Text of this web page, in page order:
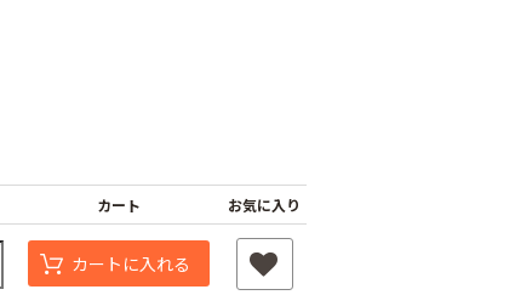
カート お気に入り
カートに入れる